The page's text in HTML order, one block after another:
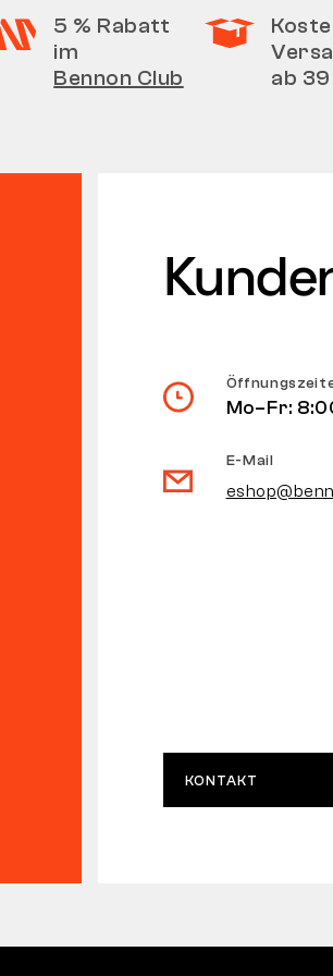
5 % Rabatt
im
Bennon Club
ab
Mo–Fr:
E-Mail
KONTAKT